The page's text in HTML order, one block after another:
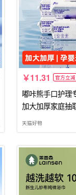
11.31 官方立减
嘟咔熊手口护理
加大加厚家庭抽
天猫好物